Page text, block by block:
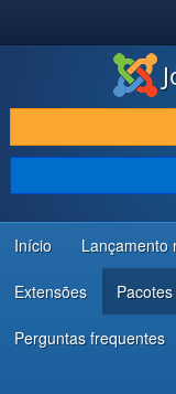
DESCARREGAR E
DESCOBRIR E
COMUNIDADE E
RECURSOS PARA
Início Lançamento
Extensões
Perguntas frequentes